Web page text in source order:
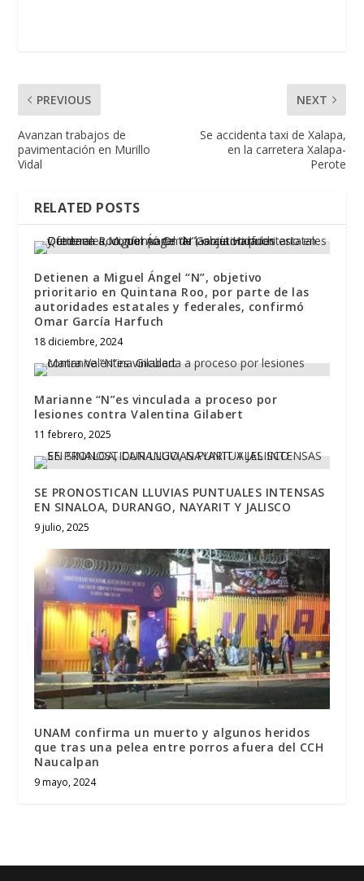
PREVIOUS
Avanzan trabajos de
pavimentación en Murillo
Vidal
NEXT
Se accidenta taxi de Xalapa,
en la carretera Xalapa-
Perote
RELATED POSTS
Detienen a Miguel Ángel “N”, objetivo
prioritario en Quintana Roo, por parte de las
autoridades estatales y federales, confirmó
Omar García Harfuch
18 diciembre, 2024
Marianne “N”es vinculada a proceso por
lesiones contra Valentina Gilabert
11 febrero, 2025
SE PRONOSTICAN LLUVIAS PUNTUALES INTENSAS
EN SINALOA, DURANGO, NAYARIT Y JALISCO
9 julio, 2025
UNAM confirma un muerto y algunos heridos
que tras una pelea entre porros afuera del CCH
Naucalpan
9 mayo, 2024